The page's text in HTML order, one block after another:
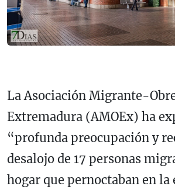
La Asociación Migrante-
Extremadura (AMOEx) ha
“profunda preocupación y
desalojo de 17 personas
hogar que pernoctaban en la